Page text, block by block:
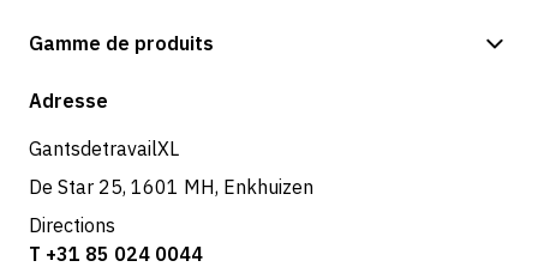
Options de paiement
Retours et service
Gamme de produits
Boutique
Adresse
GantsdetravailXL
De Star 25, 1601 MH, Enkhuizen
Directions
T +31 85 024 0044